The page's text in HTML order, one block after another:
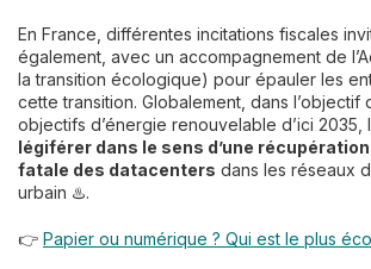
En France, différentes incitations fiscales
également, avec un accompagnement de
la transition écologique) pour épauler les
cette transition. Globalement, dans l’objectif
objectifs d’énergie renouvelable d’ici 2035,
légiférer dans le sens d’une
fatale des datacenters dans les réseaux
urbain ♨️.
👉 Papier ou numérique ? Qui est le plus